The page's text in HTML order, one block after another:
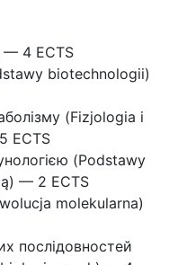
— 4 ECTS
biotechnologii)
(Fizjologia i
ECTS
(Podstawy
— 2 ECTS
molekularna)
послідовностей